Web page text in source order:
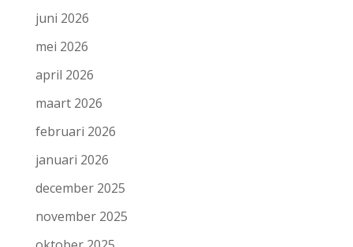
juni 2026
mei 2026
april 2026
maart 2026
februari 2026
januari 2026
december 2025
november 2025